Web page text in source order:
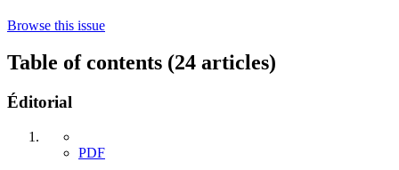
Browse this issue
Table of contents (24 articles)
Éditorial
PDF